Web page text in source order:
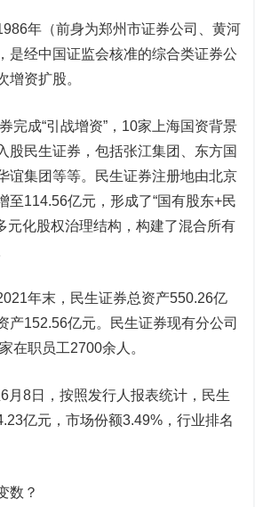
年（前身为郑州市证券公司、黄河
是经中国证监会核准的综合类证券公
增资扩股。
成“引战增资”，10家上海国资背景
股民生证券，包括张江集团、东方国
谊集团等等。民生证券注册地由北京
至114.56亿元，形成了“国有股东+民
元化股权治理结构，构建了混合所有
年末，民生证券总资产550.26亿
产152.56亿元。民生证券现有分公司
在职员工2700余人。
8日，按照发行人报表统计，民生
亿元，市场份额3.49%，行业排名
？